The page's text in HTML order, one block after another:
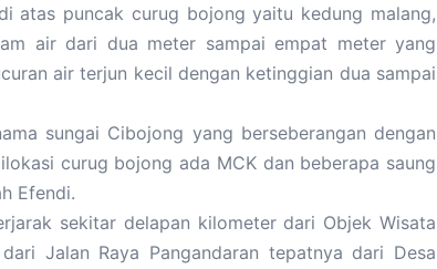
atas puncak curug bojong yaitu kedung malang,
air dari dua meter sampai empat meter yang
air terjun kecil dengan ketinggian dua sampai
sungai Cibojong yang berseberangan dengan
curug bojong ada MCK dan beberapa saung
Efendi.
sekitar delapan kilometer dari Objek Wisata
Jalan Raya Pangandaran tepatnya dari Desa